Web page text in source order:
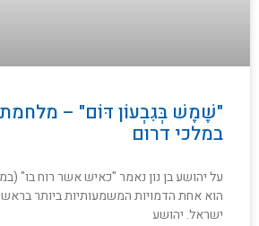
"שֶׁמֶשׁ בְּגִבְעוֹן דּוֹם" – מלחמת
במלכי דרום
על יהושע בן נון נאמר "כאיש אשר רוח בו"
הוא אחת הדמויות המשמעותיות ביותר
ישראל. יהושע